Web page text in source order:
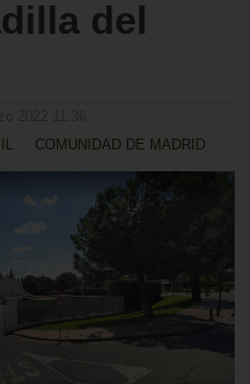
del
COMUNIDAD DE MADRID